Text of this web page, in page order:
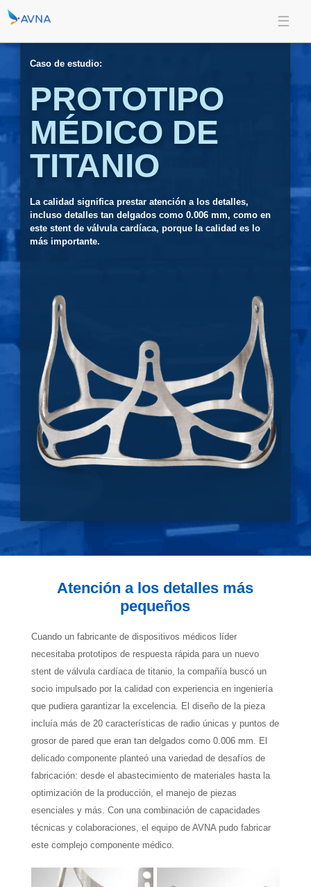
Caso de estudio:
PROTOTIPO
MÉDICO DE
TITANIO
La calidad significa prestar atención a los detalles,
incluso detalles tan delgados como 0.006 mm, como en
este stent de válvula cardíaca, porque la calidad es lo
más importante.
Atención a los detalles más
pequeños
Cuando un fabricante de dispositivos médicos líder
necesitaba prototipos de respuesta rápida para un nuevo
stent de válvula cardíaca de titanio, la compañía buscó un
socio impulsado por la calidad con experiencia en ingeniería
que pudiera garantizar la excelencia. El diseño de la pieza
incluía más de 20 características de radio únicas y puntos de
grosor de pared que eran tan delgados como 0.006 mm. El
delicado componente planteó una variedad de desafíos de
fabricación: desde el abastecimiento de materiales hasta la
optimización de la producción, el manejo de piezas
esenciales y más. Con una combinación de capacidades
técnicas y colaboraciones, el equipo de AVNA pudo fabricar
este complejo componente médico.